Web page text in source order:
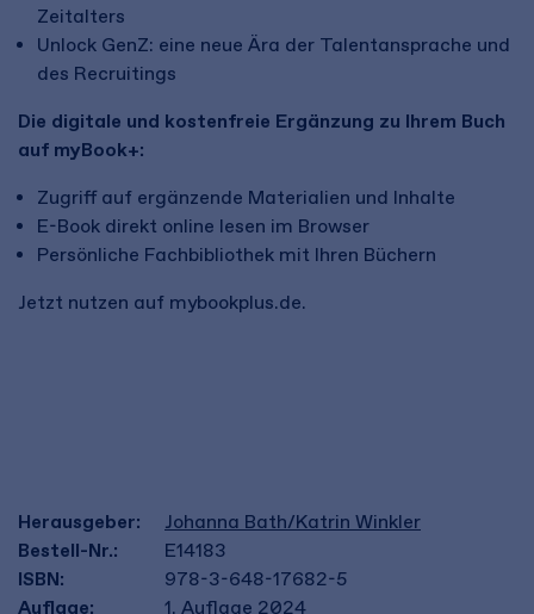
Zeitalters
Unlock GenZ: eine neue Ära der Talentansprache und
des Recruitings
Die digitale und kostenfreie Ergänzung zu Ihrem Buch
auf myBook+:
Zugriff auf ergänzende Materialien und Inhalte
E-Book direkt online lesen im Browser
Persönliche Fachbibliothek mit Ihren Büchern
Jetzt nutzen auf mybookplus.de.
Herausgeber:
Johanna Bath/Katrin Winkler
Bestell-Nr.:
E14183
ISBN:
978-3-648-17682-5
Auflage:
1. Auflage 2024